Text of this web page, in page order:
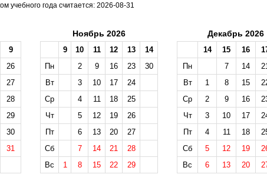
учебного года считается: 2026-08-31
9
26
27
28
29
30
31
Ноябрь 2026
9 10 11 12 13
14
Пн
2 9 16 23
30
Вт
3 10 17
24
Ср
4 11 18
25
Чт
5 12 19
26
Пт
6 13 20
27
Сб
7 14 21
28
Вс
1 8 15 22 29
Декабрь 2026
14 15 16
Пн
7 14
Вт
1 8 15
Ср
2 9 16
Чт
3 10 17
Пт
4 11 18
Сб
5 12 19
Вс
6 13 20